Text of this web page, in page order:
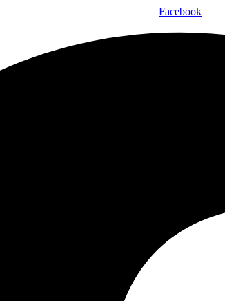
Facebook